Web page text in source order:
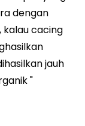
dengan
cacing
jauh
"